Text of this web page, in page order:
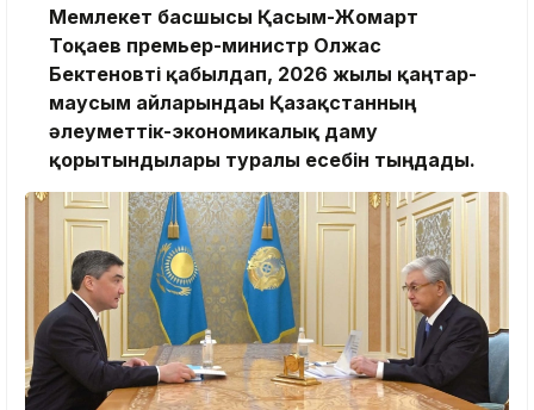
Мемлекет басшысы Қасым-Жомарт
Тоқаев премьер-министр Олжас
Бектеновті қабылдап, 2026 жылғы қаңтар-
маусым айларындағы Қазақстанның
әлеуметтік-экономикалық даму
қорытындылары туралы есебін тыңдады.